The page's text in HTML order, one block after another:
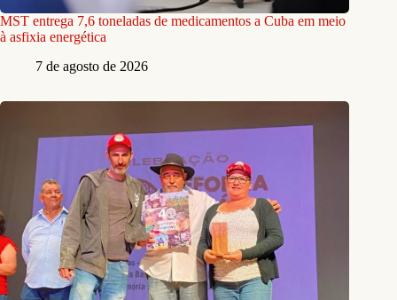
MST entrega 7,6 toneladas de medicamentos a Cuba em meio
à asfixia energética
7 de agosto de 2026